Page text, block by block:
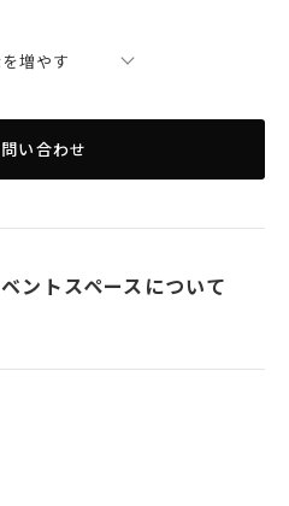
増やす
い合わせ
ントスペースについて